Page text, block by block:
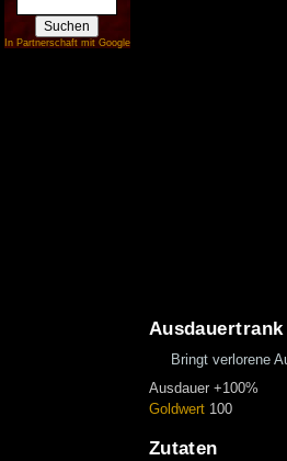
In Partnerschaft mit Google
Ausdauertrank
Bringt verlorene
Ausdauer +100%
Goldwert100
Zutaten